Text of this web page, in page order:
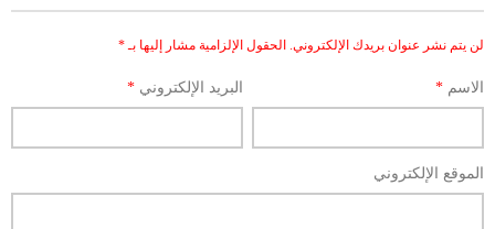
لن يتم نشر عنوان بريدك الإلكتروني. الحقول الإلزامية مشار إليها بـ *
الاسم * البريد الإلكتروني*
الموقع الإلكتروني